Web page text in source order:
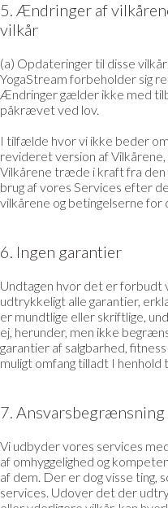
5. Ændringer af
vilkår
(a) Opdateringer til disse
YogaStream forbeholder sig
Ændringer gælder ikke med
påkrævet ved lov.
I tilfælde hvor vi ikke beder
revideret version af
Vilkårene træde i kraft fra
brug af vores Services efter
vilkårene og betingelserne for
6. Ingen garantier
Undtagen hvor det er forbudt
udtrykkeligt alle garantier,
er mundtlige eller skriftlige,
ej, herunder, men ikke
garantier af salgbarhed,
muligt omfang tilladt I henhold
7. Ansvarsbegrænsning
Vi udbyder vores services
af omhyggelighed og
af dem. Der er dog visse ting,
services. Udover det der